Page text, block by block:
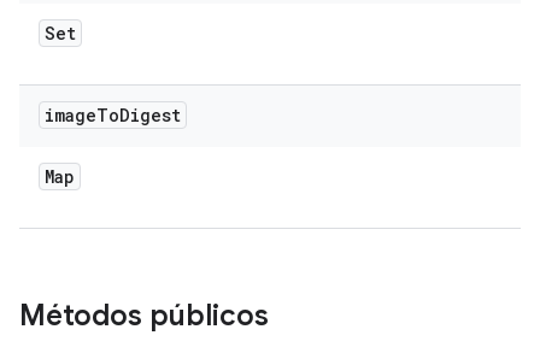
Set
imageToDigest
Map
Métodos públicos